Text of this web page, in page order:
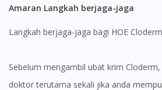
Amaran Langkah berjaga-jaga
Langkah berjaga-jaga bagi HOE
Sebelum mengambil ubat krim Cloderm, sila rujuk nasihat
doktor terutama sekali jika anda